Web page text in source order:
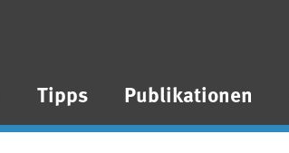
Tipps Publikationen